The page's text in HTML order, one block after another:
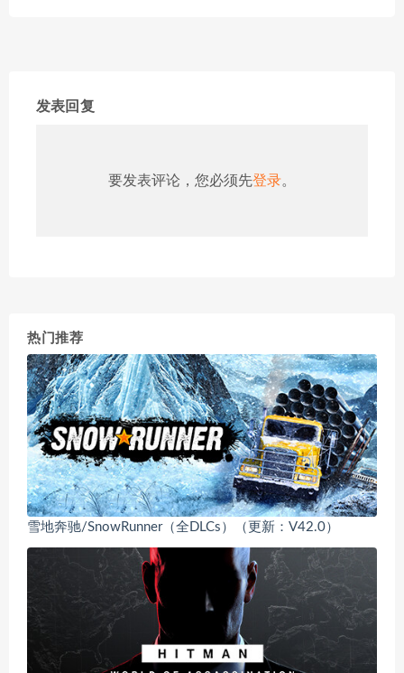
发表回复
要发表评论，您必须先登录。
热门推荐
雪地奔驰/SnowRunner（全DLCs）（更新：V42.0）